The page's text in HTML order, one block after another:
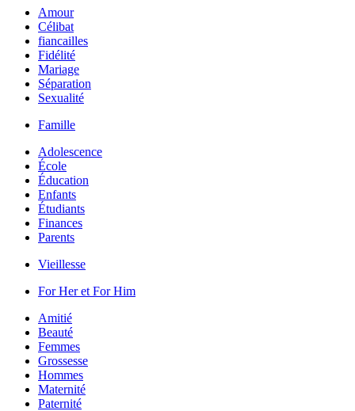
Amour
Célibat
fiancailles
Fidélité
Mariage
Séparation
Sexualité
Famille
Adolescence
École
Éducation
Enfants
Étudiants
Finances
Parents
Vieillesse
For Her et For Him
Amitié
Beauté
Femmes
Grossesse
Hommes
Maternité
Paternité